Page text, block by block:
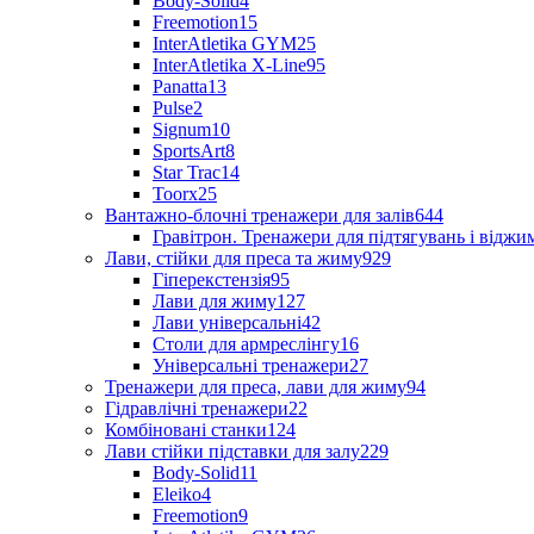
Freemotion15
InterAtletika GYM25
InterAtletika X-Line95
Panatta13
Pulse2
Signum10
SportsArt8
Star Trac14
Toorx25
Вантажно-блочні тренажери для залів644
Гравітрон. Тренажери для підтягувань і
Лави, стійки для преса та жиму929
Гіперекстензія95
Лави для жиму127
Лави універсальні42
Столи для армреслінгу16
Універсальні тренажери27
Тренажери для преса, лави для жиму94
Гідравлічні тренажери22
Комбіновані станки124
Лави стійки підставки для залу229
Body-Solid11
Eleiko4
Freemotion9